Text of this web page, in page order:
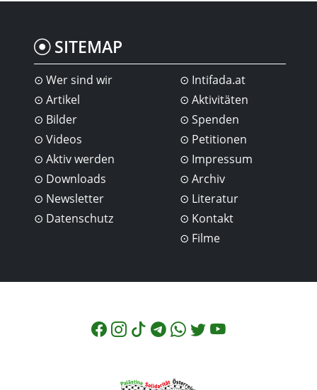
SITEMAP
Wer sind wir
Artikel
Bilder
Videos
Intifada.at
Aktivitäten
Spenden
Petitionen
Aktiv werden
Downloads
Newsletter
Datenschutz
Impressum
Archiv
Literatur
Kontakt
Filme